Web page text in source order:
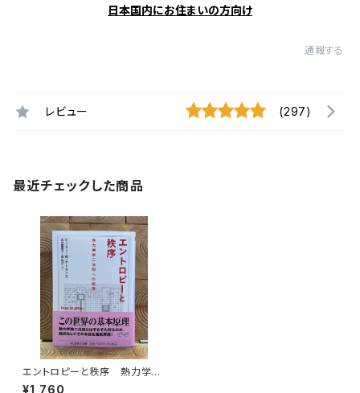
日本国内にお住まいの方向け
通報する
レビュー (297)
最近チェックした商品
エントロピーと秩序 熱力学第
二法則への招待
¥1,760